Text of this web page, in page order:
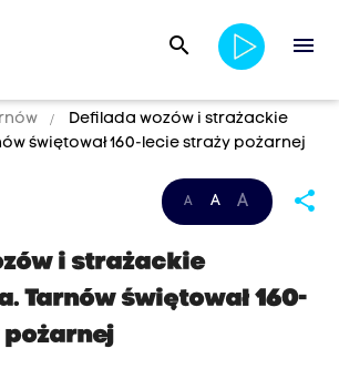
search menu
Defilada wozów i strażackie
świętował 160-lecie straży pożarnej
A A A share
i strażackie
Tarnów świętował 160-